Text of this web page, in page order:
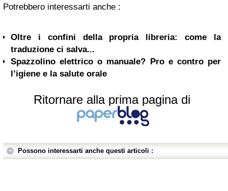
Potrebbero interessarti anche :
Oltre i confini della propria libreria: come la
traduzione ci salva...
Spazzolino elettrico o manuale? Pro e contro per
l’igiene e la salute orale
Ritornare alla prima pagina di
Possono interessarti anche questi articoli :